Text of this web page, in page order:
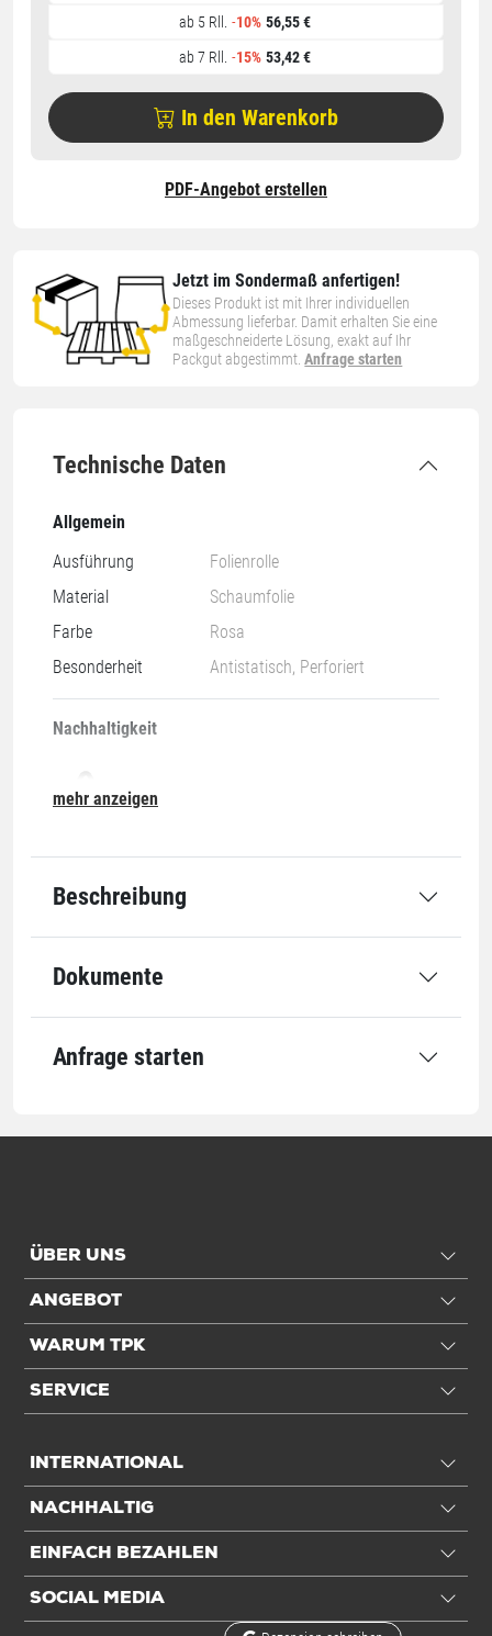
Jetzt im Sondermaß anfertigen!
Dieses Produkt ist mit Ihrer individuellen
Abmessung lieferbar. Damit erhalten Sie eine
maßgeschneiderte Lösung, exakt auf Ihr
Packgut abgestimmt.Anfrage starten
Technische Daten
Allgemein
Ausführung
Folienrolle
Material
Schaumfolie
Farbe
Rosa
Besonderheit
Antistatisch, Perforiert
Nachhaltigkeit
07-O
Rollenbreite
Kerndurchmesser
Perforation nach 300 mm
Einheiten
Einheiten
mehr anzeigen
Beschreibung
Dokumente
Anfrage starten
ab 5 Rll.
-10% 56,55 €
ab 7 Rll.
-15% 53,42 €
In den Warenkorb
PDF-Angebot erstellen
ÜBER UNS
ANGEBOT
WARUM TPK
SERVICE
INTERNATIONAL
NACHHALTIG
EINFACH BEZAHLEN
SOCIAL MEDIA